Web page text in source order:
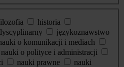
historia
językoznawstwo
o komunikacji i mediach
nauki o polityce i administracji
nauki prawne
nauki